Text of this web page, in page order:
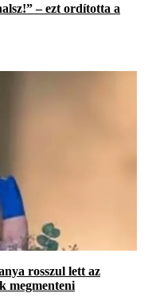
– ezt ordította a
rosszul lett az
megmenteni